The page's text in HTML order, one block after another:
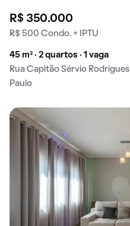
R$ 350.000
R$ 500 Condo. + IPTU
45 m² · 2 quartos · 1 vaga
Rua Capitão Sérvio
Paulo